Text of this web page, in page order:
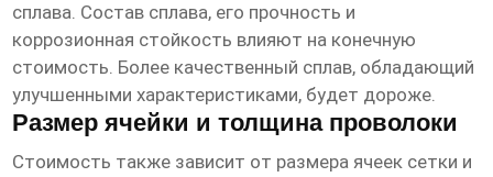
сплава. Состав сплава, его прочность и
коррозионная стойкость влияют на конечную
стоимость. Более качественный сплав, обладающий
улучшенными характеристиками, будет дороже.
Размер ячейки и толщина проволоки
Стоимость также зависит от размера ячеек сетки и